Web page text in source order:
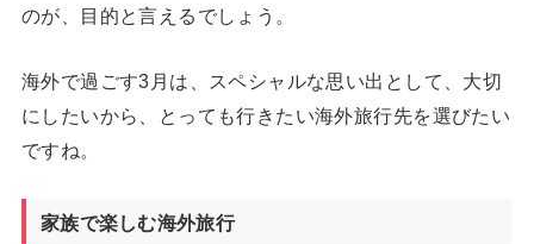
のが、目的と言えるでしょう。
海外で過ごす3月は、スペシャルな思い出として、大切
にしたいから、とっても行きたい海外旅行先を選びたい
ですね。
家族で楽しむ海外旅行